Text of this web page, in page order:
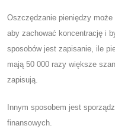
Oszczędzanie pieniędzy
aby zachować koncentrację i
sposobów jest zapisanie, ile
mają 50 000 razy większe
zapisują.
Innym sposobem jest
finansowych.